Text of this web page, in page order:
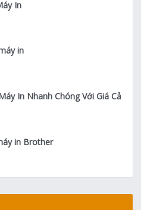
In
in
In Nhanh Chóng Với Giá Cả
in Brother